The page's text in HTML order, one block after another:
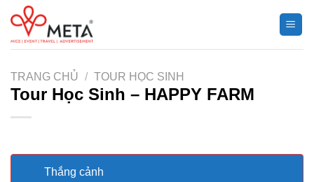
Chuyển
đến
nội
TRANG CHỦ / TOUR HỌC SINH
Tour Học Sinh – HAPPY FARM
Thắng cảnh